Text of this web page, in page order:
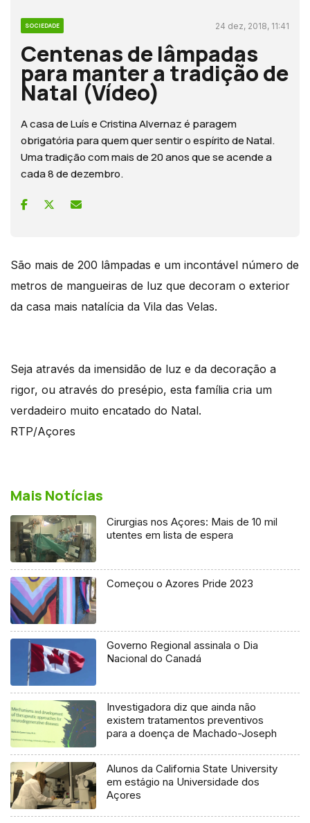
SOCIEDADE 24 dez, 2018, 11:41
Centenas de lâmpadas
para manter a tradição de
Natal (Vídeo)
A casa de Luís e Cristina Alvernaz é paragem
obrigatória para quem quer sentir o espírito de Natal.
Uma tradição com mais de 20 anos que se acende a
cada 8 de dezembro.
São mais de 200 lâmpadas e um incontável número de
metros de mangueiras de luz que decoram o exterior
da casa mais natalícia da Vila das Velas.
Seja através da imensidão de luz e da decoração a
rigor, ou através do presépio, esta família cria um
verdadeiro muito encatado do Natal.
RTP/Açores
Mais Notícias
Cirurgias nos Açores: Mais de 10 mil
utentes em lista de espera
Começou o Azores Pride 2023
Governo Regional assinala o Dia
Nacional do Canadá
Investigadora diz que ainda não
existem tratamentos preventivos
para a doença de Machado-Joseph
Alunos da California State University
em estágio na Universidade dos
Açores